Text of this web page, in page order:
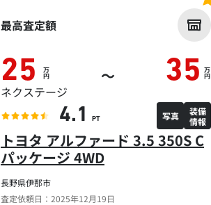
長野県伊那市
査定依頼日：2025年12月19日
トヨタ アルファード 3.5 350S C
パッケージ 4WD
最高査定額
25 万
円 ～ 35 万
円
ネクステージ
4.1 PT 写真
装備
情報